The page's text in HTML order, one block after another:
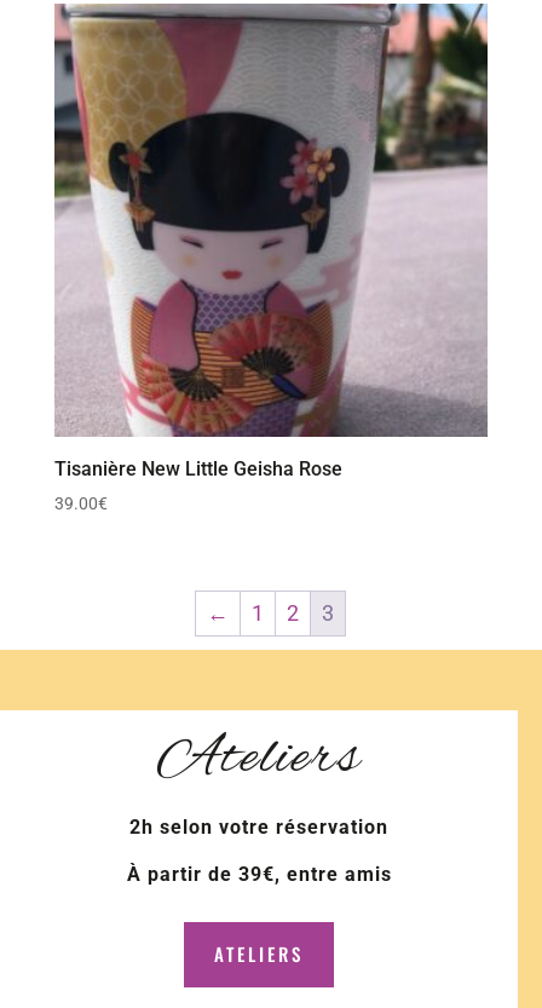
Tisanière New Little Geisha Rose
39.00€
← 1 2 3
Ateliers
2h selon votre réservation
À partir de 39€, entre amis
ATELIERS